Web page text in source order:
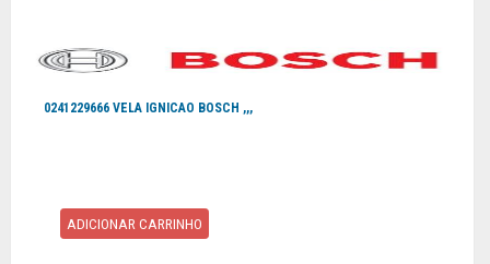
0241229666 VELA IGNICAO BOSCH ,,,
ADICIONAR CARRINHO